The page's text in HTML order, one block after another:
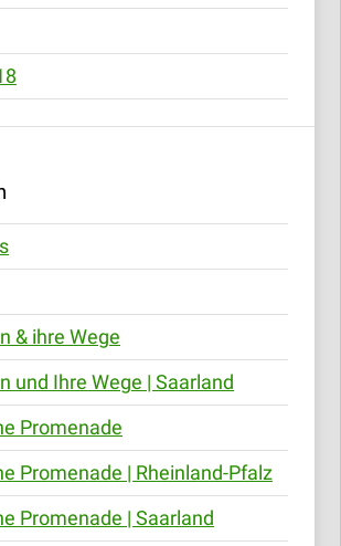
& ihre Wege
und Ihre Wege | Saarland
Promenade
Promenade | Rheinland-Pfalz
Promenade | Saarland